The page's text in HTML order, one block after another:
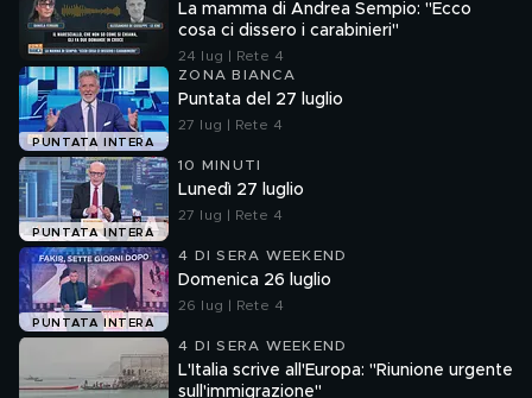
La mamma di Andrea Sempio: "Ecco
cosa ci dissero i carabinieri"
24 lug | Rete 4
PUNTATA INTERA
ZONA BIANCA
Puntata del 27 luglio
27 lug | Rete 4
PUNTATA INTERA
10 MINUTI
Lunedì 27 luglio
27 lug | Rete 4
PUNTATA INTERA
4 DI SERA WEEKEND
Domenica 26 luglio
26 lug | Rete 4
4 DI SERA WEEKEND
L'Italia scrive all'Europa: "Riunione urgente
sull'immigrazione"